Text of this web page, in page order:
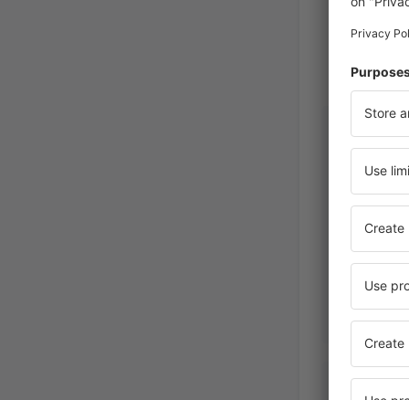
Brid
Februar 2020
Tomasz